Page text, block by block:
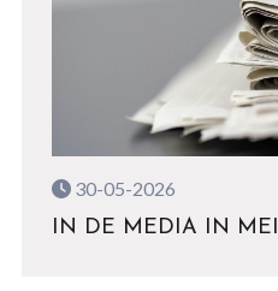
30-05-2026
IN DE MEDIA IN MEI